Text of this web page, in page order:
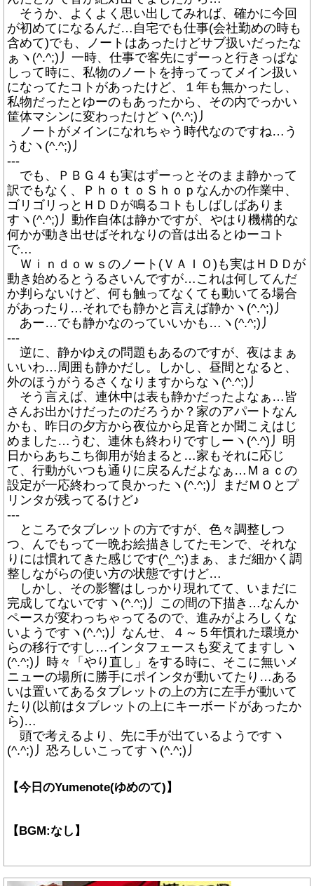
そうか、よくよく思い出してみれば、確かに今回
が初めてになるんだ…自宅でも仕事(会社勤めの時も
含めて)でも、ノートはあったけどサブ扱いだったな
ぁヽ(^.^;)丿一時、仕事で客先にずーっと行きっぱな
しって時に、私物のノートを持ってってメイン扱い
になってたコトがあったけど、１年も無かったし、
私物だったとゆーのもあったから、その内でっかい
筐体マシンに変わったけどヽ(^.^;)丿
ノートがメインになれちゃう時代なのですね…う
うむヽ(^.^;)丿
---
でも、ＰＢＧ４も実はずーっとそのまま静かって
訳でもなく、ＰｈｏｔｏＳｈｏｐなんかの作業中、
ゴリゴリっとＨＤＤが鳴るコトもしばしばありま
すヽ(^.^;)丿動作自体は静かですが、やはり機構的な
何かが動き出せばそれなりの音は出るとゆーコト
で…
Ｗｉｎｄｏｗｓのノート(ＶＡＩＯ)も実はＨＤＤが
動き始めるとうるさいんですが…これは何してんだ
か判らないけど、何も触ってなくても動いてる場合
があったり…それでも静かと言えば静かヽ(^.^;)丿
あー…でも静かなのっていいかも…ヽ(^.^;)丿
---
逆に、静かゆえの問題もあるのですが、夜はまぁ
いいわ…周囲も静かだし。しかし、昼間となると、
外のほうがうるさくなりますからなヽ(^.^;)丿
そう言えば、連休中は表も静かだったよなぁ…皆
さんお出かけだったのだろうか？家のアパートなん
かも、昨日の夕方から夜位から足音とか聞こえはじ
めました…うむ、連休も終わりですしーヽ(^.^)丿明
日からあちこち御用が始まると…家もそれに応じ
て、行動がいつも通りに戻るんだよなぁ…Ｍａｃの
設定が一応終わって良かったヽ(^.^;)丿まだＭＯとプ
リンタが残ってるけど♪
---
ところでタブレットの方ですが、色々調整しつ
つ、んでもって一晩お絵描きしてたモンで、それな
りには慣れてきた感じです(^_^;)まぁ、まだ細かく調
整しながらの使い方の状態ですけど…
しかし、その影響はしっかり現れてて、いまだに
完成してないですヽ(^.^;)丿この間の下描き…なんか
ペースが変わっちゃってるので、進みがよろしくな
いようですヽ(^.^;)丿なんせ、４～５年慣れた環境か
らの移行ですし…インタフェースも変えてますしヽ
(^.^;)丿時々「やり直し」をする時に、そこに無いメ
ニューの場所に勝手にポインタが動いてたり…ある
いは置いてあるタブレットの上の方に左手が動いて
たり(以前はタブレットの上にキーボードがあったか
ら)…
頭で考えるより、先に手が出ているようですヽ
(^.^;)丿恐ろしいこってすヽ(^.^;)丿
【今日のYumenote(ゆめのて)】
【BGM:なし】